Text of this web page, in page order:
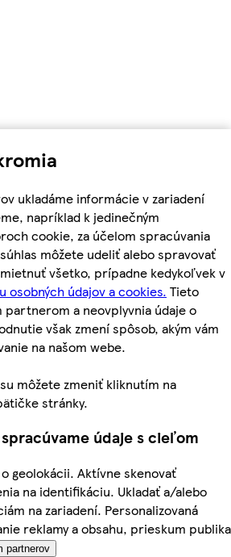
ukladáme informácie v zariadení
napríklad k jedinečným
cookie, za účelom spracúvania
môžete udeliť alebo spravovať
všetko, prípadne kedykoľvek v
osobných údajov a cookies. Tieto
partnerom a neovplyvnia údaje o
však zmení spôsob, akým vám
na našom webe.
môžete zmeniť kliknutím na
stránky.
údaje s cieľom
geolokácii. Aktívne skenovať
na identifikáciu. Ukladať a/alebo
na zariadení. Personalizovaná
reklamy a obsahu, prieskum publika
partnerov